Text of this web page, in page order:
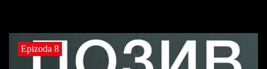
Epizoda 8